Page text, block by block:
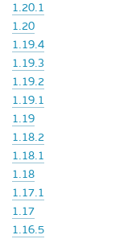
1.20.1
1.20
1.19.4
1.19.3
1.19.2
1.19.1
1.19
1.18.2
1.18.1
1.18
1.17.1
1.17
1.16.5